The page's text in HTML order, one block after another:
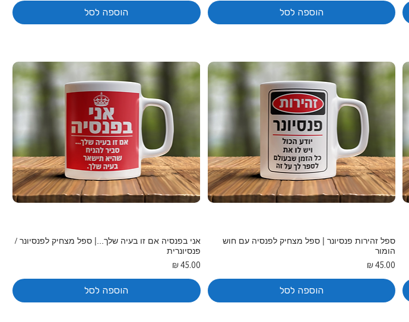
הוספה לסל הוספה לסל
ספל זהירות פנסיונר | ספל מצחיק לפנסיה עם חוש
הומור
מחיר
הוספה לסל
אני בפנסיה אם זו בעיה שלך...| ספל מצחיק לפנסיונר /
פנסיונרית
מחיר
הוספה לסל